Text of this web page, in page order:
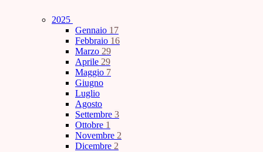
2025
Gennaio 17
Febbraio 16
Marzo 29
Aprile 29
Maggio 7
Giugno
Luglio
Agosto
Settembre 3
Ottobre 1
Novembre 2
Dicembre 2